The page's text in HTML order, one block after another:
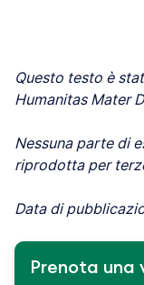
Questo testo è
Humanitas Mater
Nessuna parte di
riprodotta per
Data di
Prenota una